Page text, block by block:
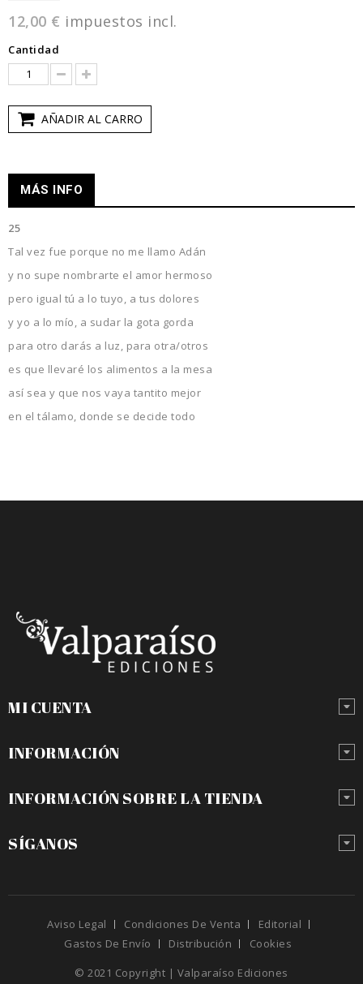
12,00 € impuestos incl.
Cantidad
AÑADIR AL CARRO
MÁS INFO
25
Tal vez fue porque no me llamo Adán
y no supe nombrarte el amor hermoso
pero igual tú a lo tuyo, a tus dolores
y yo a lo mío, a sudar la gota gorda
para otro darás a luz, para otra/otros
es que llevaré los alimentos a la mesa
así sea y que nos vaya tantito mejor
en el tálamo, donde se decide todo
MI CUENTA
INFORMACIÓN
INFORMACIÓN SOBRE LA TIENDA
SÍGANOS
Aviso Legal Condiciones De Venta
Editorial
Gastos De Envío
Distribución
Cookies
© 2021 Copyright | Valparaíso Ediciones